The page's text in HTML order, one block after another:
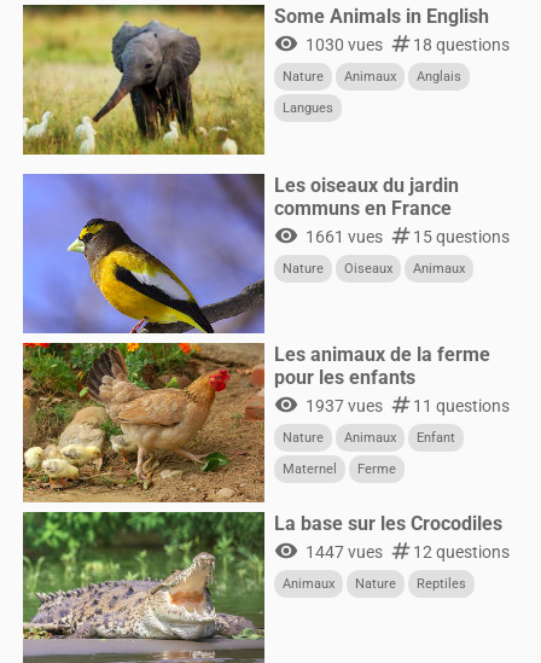
Some Animals in English
visibility 1030 vues numbers18 questions
Nature Animaux
Anglais
Langues
Les oiseaux du jardin
communs en France
visibility 1661 vues numbers15 questions
Nature Oiseaux Animaux
Les animaux de la ferme
pour les enfants
visibility 1937 vues numbers11 questions
Nature Animaux
Enfant
Maternel
Ferme
La base sur les Crocodiles
visibility 1447 vues numbers12 questions
Animaux Nature Reptiles